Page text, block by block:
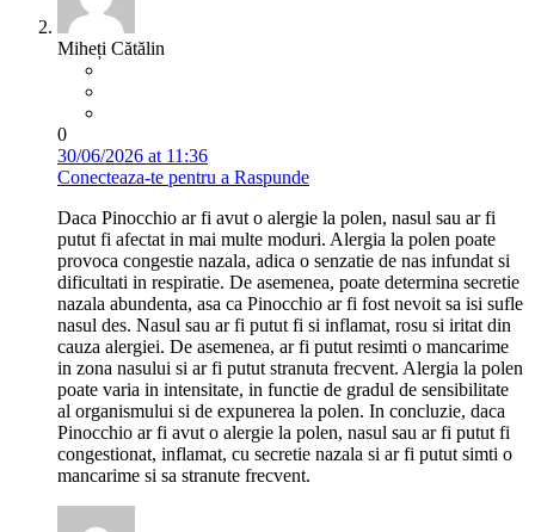
Miheți Cătălin
0
30/06/2026 at 11:36
Conecteaza-te pentru a Raspunde
Daca Pinocchio ar fi avut o alergie la polen, nasul sau ar fi
putut fi afectat in mai multe moduri. Alergia la polen poate
provoca congestie nazala, adica o senzatie de nas infundat si
dificultati in respiratie. De asemenea, poate determina secretie
nazala abundenta, asa ca Pinocchio ar fi fost nevoit sa isi sufle
nasul des. Nasul sau ar fi putut fi si inflamat, rosu si iritat din
cauza alergiei. De asemenea, ar fi putut resimti o mancarime
in zona nasului si ar fi putut stranuta frecvent. Alergia la polen
poate varia in intensitate, in functie de gradul de sensibilitate
al organismului si de expunerea la polen. In concluzie, daca
Pinocchio ar fi avut o alergie la polen, nasul sau ar fi putut fi
congestionat, inflamat, cu secretie nazala si ar fi putut simti o
mancarime si sa stranute frecvent.